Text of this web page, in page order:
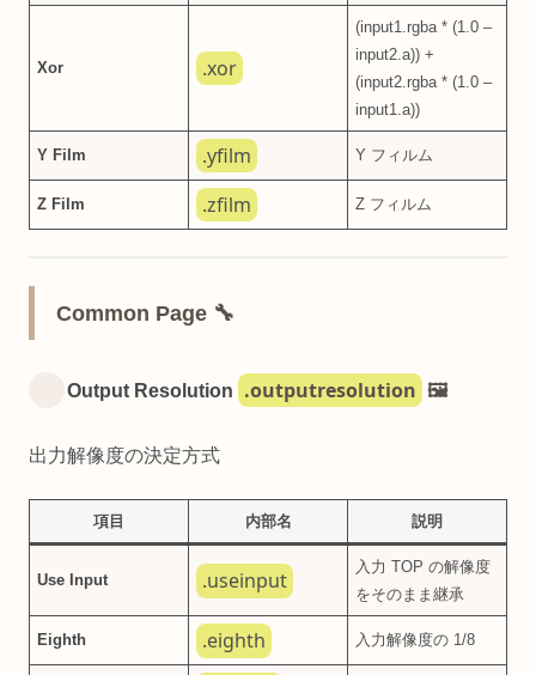
Xor .xor
(input1.rgba * (1.0 –
input2.a)) +
(input2.rgba * (1.0 –
input1.a))
Y Film .yfilm Y フィルム
Z Film .zfilm Z フィルム
Common Page 🔧
Output Resolution .outputresolution 🖼️
出力解像度の決定方式
項目 内部名 説明
Use Input .useinput
入力 TOP の解像度
をそのまま継承
Eighth .eighth 入力解像度の 1/8